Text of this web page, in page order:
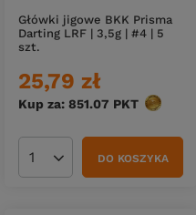
Główki jigowe BKK Prisma
Darting LRF | 3,5g | #4 | 5
szt.
25,79 zł
Kup za: 851.07 PKT punktów
Ilość produktówDO KOSZYKA